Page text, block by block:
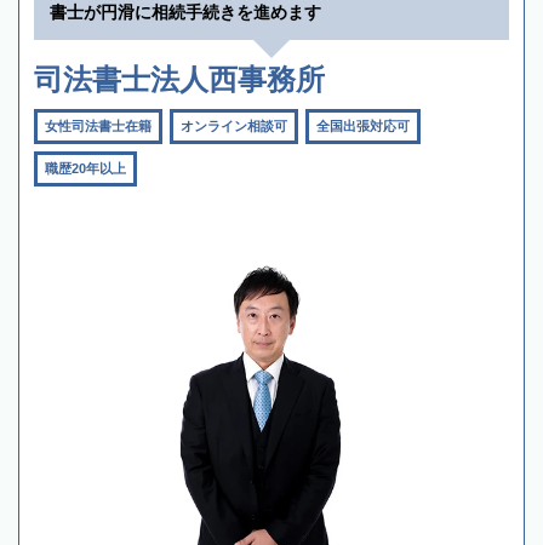
書士が円滑に相続手続きを進めます
司法書士法人西事務所
女性司法書士在籍 オンライン相談可 全国出張対応可
職歴20年以上